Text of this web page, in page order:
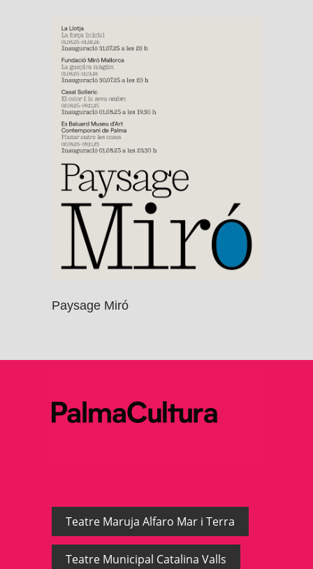
Paysage Miró
Teatre Maruja Alfaro Mar i Terra
Teatre Municipal Catalina Valls